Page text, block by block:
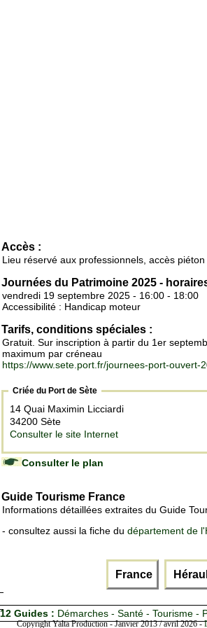
Accès :
Lieu réservé aux professionnels, accès
Journées du Patrimoine 2025 -
vendredi 19 septembre 2025 - 16:00 - 18:00
Accessibilité : Handicap moteur
Tarifs, conditions spéciales :
Gratuit. Sur inscription à partir du 1er
maximum par créneau
https://www.sete.port.fr/journees-port-ouvert-
Criée du Port de Sète
14 Quai Maximin Licciardi
34200 Sète
Consulter le site Internet
Consulter le plan
Guide Tourisme France
Informations détaillées extraites du Guide
- consultez aussi la fiche du département de
France
12 Guides : Démarches - Santé - Tourisme -
Copyright Yalta Production - Janvier 2013 / avril 2026 -